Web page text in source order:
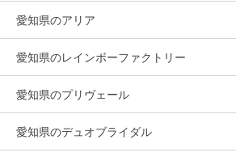
愛知県のアリア
愛知県のレインボーファクトリー
愛知県のプリヴェール
愛知県のデュオブライダル